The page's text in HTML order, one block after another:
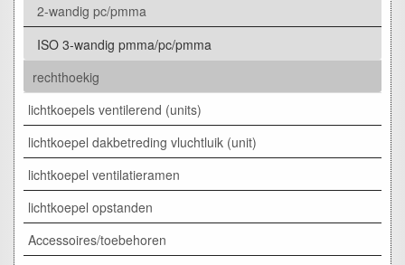
2-wandig pc/pmma
ISO 3-wandig pmma/pc/pmma
rechthoekig
lichtkoepels ventilerend (units)
lichtkoepel dakbetreding vluchtluik (unit)
lichtkoepel ventilatieramen
lichtkoepel opstanden
Accessoires/toebehoren